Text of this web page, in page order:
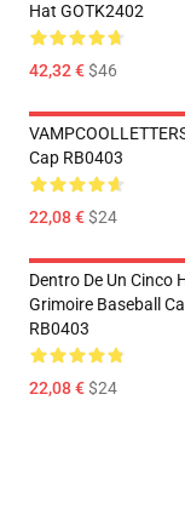
Hat GOTK2402
42,32 €$46
Cap RB0403
22,08 €$24
Dentro De Un Cinco
Grimoire Baseball
RB0403
22,08 €$24